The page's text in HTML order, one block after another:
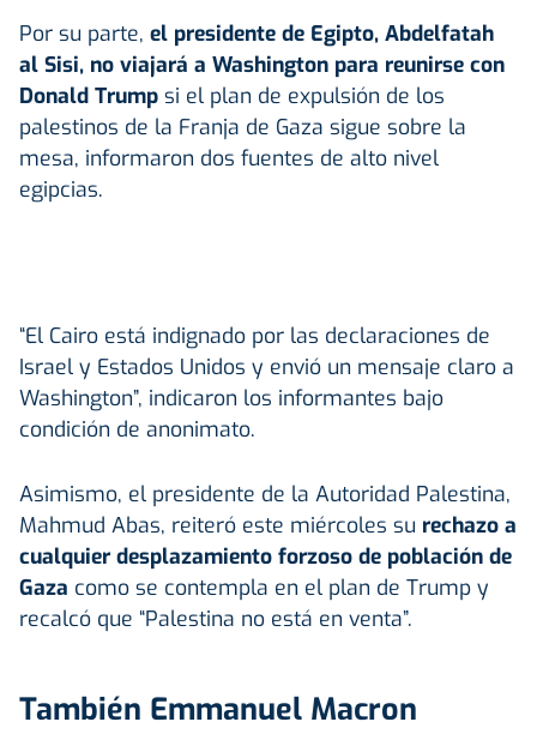
Por su parte, el presidente de Egipto, Abdelfatah
al Sisi, no viajará a Washington para reunirse con
Donald Trump si el plan de expulsión de los
palestinos de la Franja de Gaza sigue sobre la
mesa, informaron dos fuentes de alto nivel
egipcias.
“El Cairo está indignado por las declaraciones de
Israel y Estados Unidos y envió un mensaje claro a
Washington”, indicaron los informantes bajo
condición de anonimato.
Asimismo, el presidente de la Autoridad Palestina,
Mahmud Abas, reiteró este miércoles su rechazo a
cualquier desplazamiento forzoso de población de
Gaza como se contempla en el plan de Trump y
recalcó que “Palestina no está en venta”.
También Emmanuel Macron